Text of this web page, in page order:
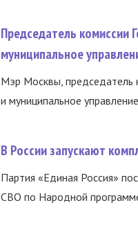
Председатель комиссии
муниципальное
Мэр Москвы, председатель
и муниципальное
В России запускают
Партия «Единая Россия»
СВО по Народной